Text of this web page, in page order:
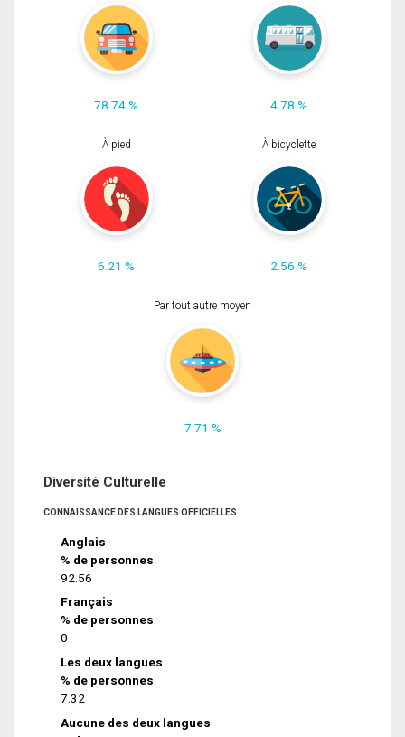
78.74 % 4.78 %
À pied
6.21 %
À bicyclette
2.56 %
Par tout autre moyen
7.71 %
Diversité Culturelle
CONNAISSANCE DES LANGUES OFFICIELLES
Anglais
% de personnes
92.56
Français
% de personnes
0
Les deux langues
% de personnes
7.32
Aucune des deux langues